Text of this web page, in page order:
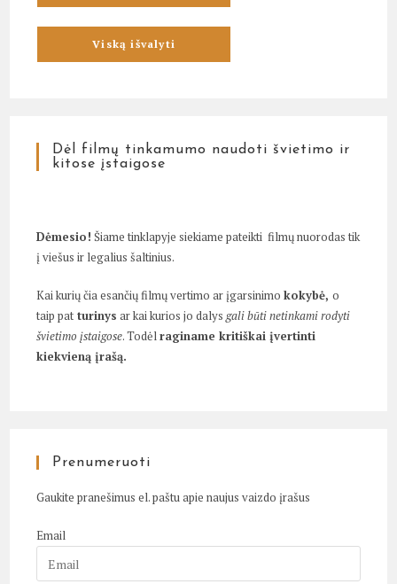
Dėl filmų tinkamumo naudoti švietimo ir
kitose įstaigose
Dėmesio! Šiame tinklapyje siekiame pateikti filmų nuorodas tik
į viešus ir legalius šaltinius.
Kai kurių čia esančių filmų vertimo ar įgarsinimokokybė,o
taip pat turinys ar kai kurios jo dalysgali būti netinkami rodyti
švietimo įstaigose. Todėlraginame kritiškai įvertinti
kiekvieną įrašą.
Prenumeruoti
Gaukite pranešimus el. paštu apie naujus vaizdo įrašus
Email